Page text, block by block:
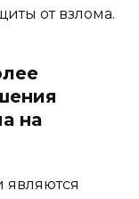
от взлома.
на
являются